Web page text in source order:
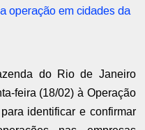
operação em cidades da
do Rio de Janeiro
feira (18/02) à Operação
identificar e confirmar